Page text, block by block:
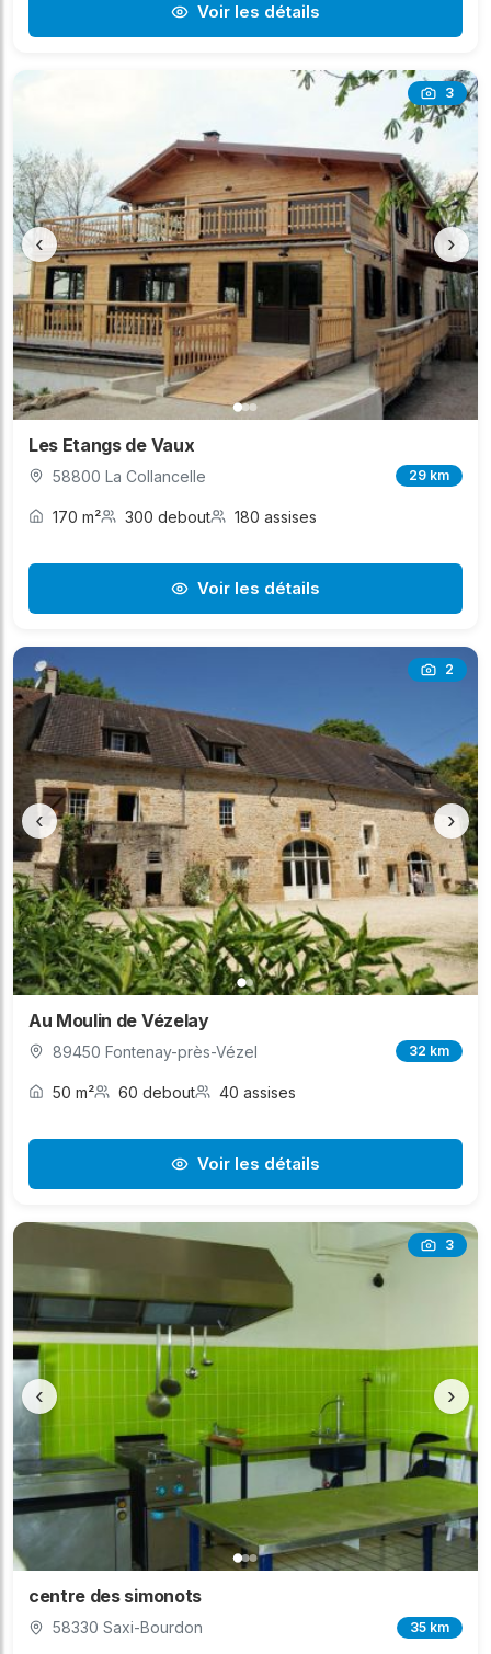
Voir les détails
3
‹ ›
Les Etangs de Vaux
58800 La Collancelle 29 km
170 m² 300 debout 180 assises
Voir les détails
2
‹ ›
Au Moulin de Vézelay
89450 Fontenay-près-Vézel 32 km
50 m² 60 debout 40 assises
Voir les détails
3
‹ ›
centre des simonots
58330 Saxi-Bourdon 35 km